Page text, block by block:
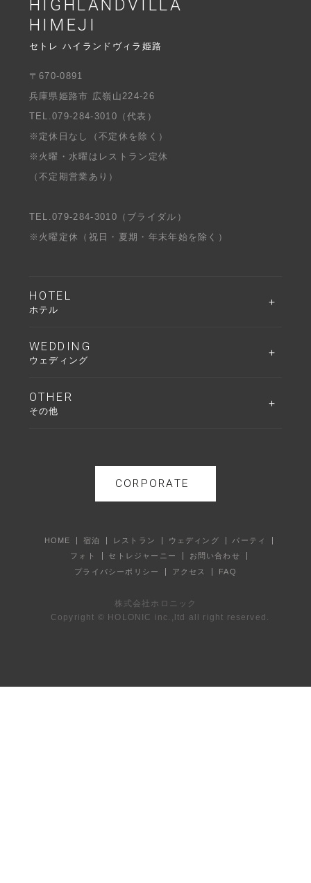
HIGHLANDVILLA
HIMEJI
セトレ ハイランドヴィラ姫路
〒670-0891
兵庫県姫路市 広嶺山224-26
TEL.079-284-3010 （代表）
※定休日なし（不定休を除く）
※火曜・水曜はレストラン定休
（不定期営業あり）
TEL.079-284-3010 （ブライダル）
※火曜定休（祝日・夏期・年末年始を除く）
HOTEL
ホテル
WEDDING
ウェディング
OTHER
その他
HOME 宿泊 レストラン ウェディング
パーティ
フォト
セトレジャーニー
お問い合わせ
プライバシーポリシー
アクセス FAQ
株式会社ホロニック
Copyright © HOLONIC inc.,ltd all right reserved.
CORPORATE